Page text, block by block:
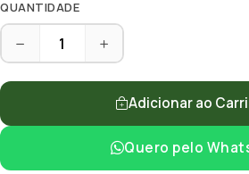
QUANTIDADE
Adicionar ao
Quero pelo